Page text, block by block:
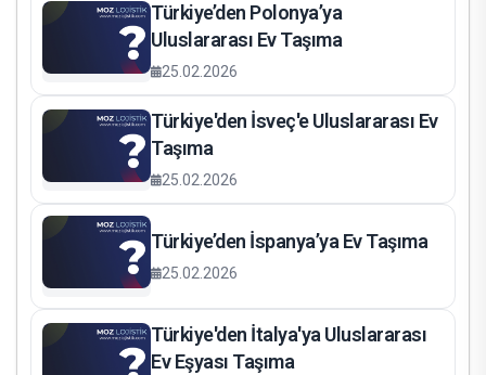
Türkiye’den Polonya’ya
Uluslararası Ev Taşıma
25.02.2026
Türkiye'den İsveç'e Uluslararası Ev
Taşıma
25.02.2026
Türkiye’den İspanya’ya Ev Taşıma
25.02.2026
Türkiye'den İtalya'ya Uluslararası
Ev Eşyası Taşıma